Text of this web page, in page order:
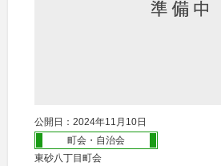
公開日：2024年11月10日
町会・自治会
東砂八丁目町会